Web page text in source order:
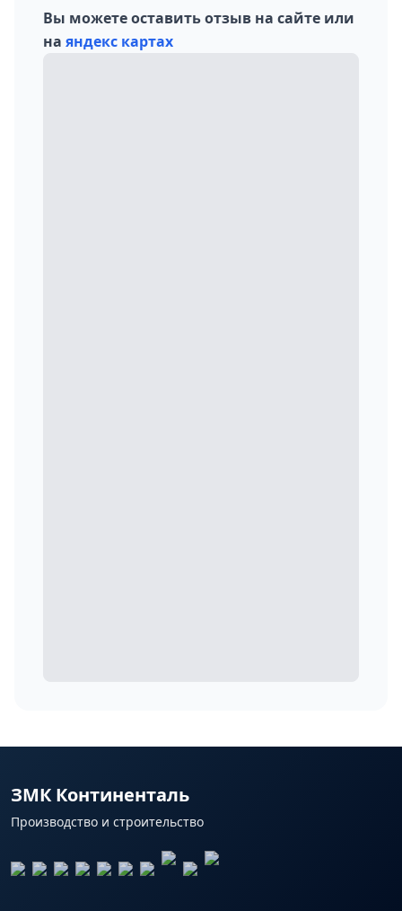
Вы можете оставить отзыв на сайте или
на яндекс картах
ЗМК Континенталь
Производство и строительство